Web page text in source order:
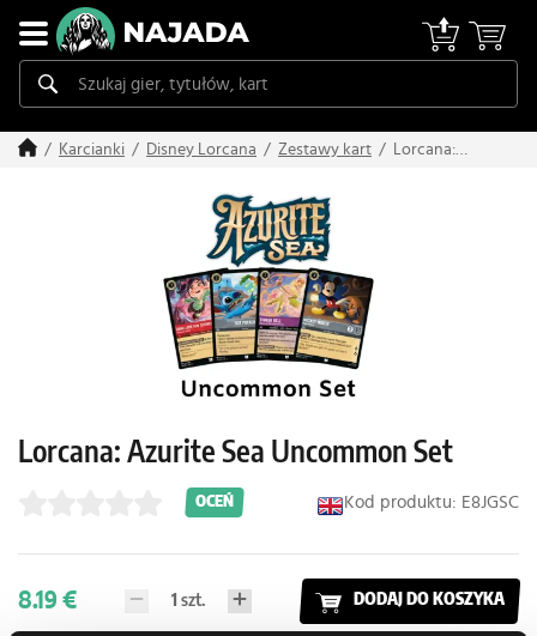
Karcianki Disney Lorcana Zestawy kart
Lorcana:
Lorcana: Azurite Sea Uncommon Set
OCEŃ Kod produktu: E8JGSC
8.19 € 1szt. DODAJ DO KOSZYKA